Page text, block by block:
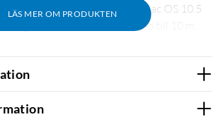
LÄS MER OM PRODUKTEN
XP, Vista, 7 samt 8 och Mac OS 10.5
1000 DPI. Räckvidd: upp till 10 m.